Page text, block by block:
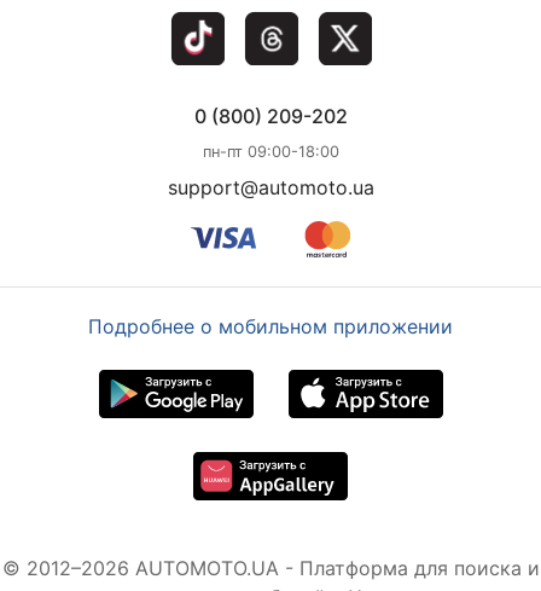
0 (800) 209-202
пн-пт 09:00-18:00
support@automoto.ua
Подробнее о мобильном приложении
© 2012–2026 AUTOMOTO.UA - Платформа для поиска и